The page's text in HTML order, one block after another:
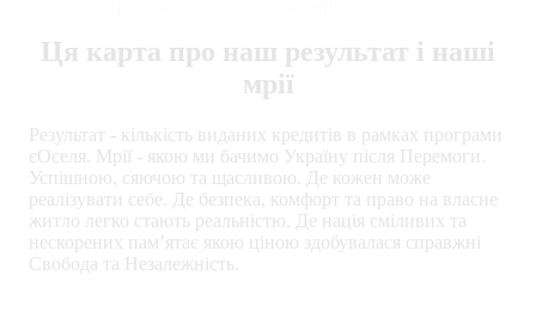
Ця карта про наш результат і наші
мрії
Результат - кількість виданих кредитів в рамках програми
єОселя. Мрії - якою ми бачимо Україну після Перемоги.
Успішною, сяючою та щасливою. Де кожен може
реалізувати себе. Де безпека, комфорт та право на власне
житло легко стають реальністю. Де нація сміливих та
нескорених памʼятає якою ціною здобувалася справжні
Свобода та Незалежність.